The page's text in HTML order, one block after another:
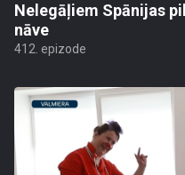
Nelegāļiem Spānijas
nāve
412. epizode